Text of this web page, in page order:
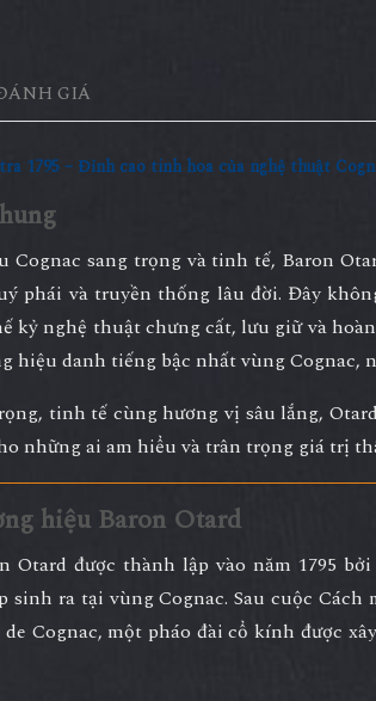
GIÁ
1795 – Đỉnh cao tinh hoa của nghệ thuật
Cognac sang trọng và tinh tế, Baron
phái và truyền thống lâu đời. Đây
kỷ nghệ thuật chưng cất, lưu giữ và
hiệu danh tiếng bậc nhất vùngCognac,
tinh tế cùng hương vị sâu lắng,
những ai am hiểu và trân trọng giá trị
hiệu Baron Otard
Otard được thành lập vào năm1795 bởi
sinh ra tại vùng Cognac. Sau cuộc
Cognac, một pháo đài cổ kính được